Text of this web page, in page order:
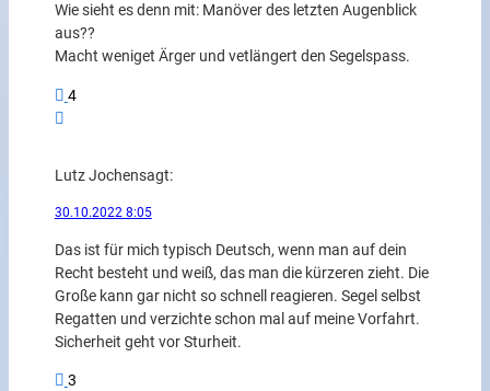
Wie sieht es denn mit: Manöver des letzten Augenblick
aus??
Macht weniget Ärger und vetlängert den Segelspass.
4
Lutz Jochensagt:
30.10.2022 8:05
Das ist für mich typisch Deutsch, wenn man auf dein
Recht besteht und weiß, das man die kürzeren zieht. Die
Große kann gar nicht so schnell reagieren. Segel selbst
Regatten und verzichte schon mal auf meine Vorfahrt.
Sicherheit geht vor Sturheit.
3